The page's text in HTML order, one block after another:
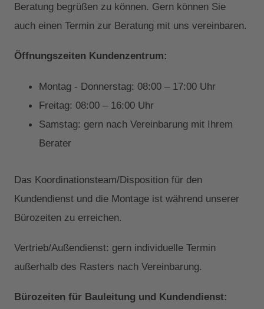
Beratung begrüßen zu können. Gern können Sie
auch einen Termin zur Beratung mit uns vereinbaren.
Öffnungszeiten Kundenzentrum:
Montag - Donnerstag: 08:00 – 17:00 Uhr
Freitag: 08:00 – 16:00 Uhr
Samstag: gern nach Vereinbarung mit Ihrem
Berater
Das Koordinationsteam/Disposition für den
Kundendienst und die Montage ist während unserer
Bürozeiten zu erreichen.
Vertrieb/Außendienst: gern individuelle Termin
außerhalb des Rasters nach Vereinbarung.
Bürozeiten für Bauleitung und Kundendienst: